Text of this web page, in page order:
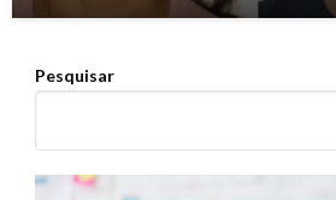
Pesquisar